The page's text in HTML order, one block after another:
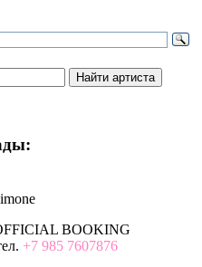
BOOKING
+7 985 7607876